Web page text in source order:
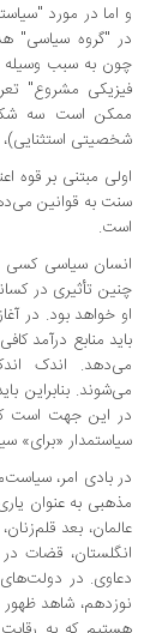
در مورد
"گروه سیاسی" هدایت
به سبب وسیله
مشروع" تعریف
است سه شکل به
استثنایی)، "سنتی"
مبتنی بر قوه
به قوانین می‌دهد و
سیاسی کسی است که
تأثیری در کسانی که
خواهد بود. در آغاز،‌
منابع درآمد کافی
اندک اندک
بنابراین باید
این جهت است که دولت
«برای» سیاست
بادی امر، سیاست‌مداران
به عنوان
بعد قلم‌زنان،
قضات در
در دولت‌های
شاهد ظهور